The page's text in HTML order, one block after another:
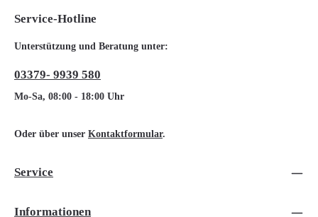
Service-Hotline
Unterstützung und Beratung unter:
03379- 9939 580
Mo-Sa, 08:00 - 18:00 Uhr
Oder über unser Kontaktformular.
Service
Informationen